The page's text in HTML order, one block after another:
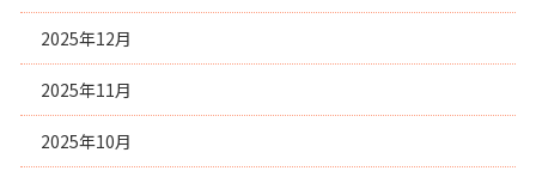
2025年12月
2025年11月
2025年10月